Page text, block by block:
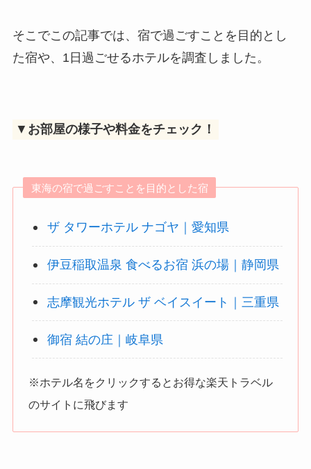
そこでこの記事では、宿で過ごすことを目的とし
た宿や、1日過ごせるホテルを調査しました。
▼ お部屋の様子や料金をチェック！
東海の宿で過ごすことを目的とした宿
ザ タワーホテル ナゴヤ｜愛知県
伊豆稲取温泉 食べるお宿 浜の場｜静岡県
志摩観光ホテル ザ ベイスイート｜三重県
御宿 結の庄｜岐阜県
※ホテル名をクリックするとお得な楽天トラベル
のサイトに飛びます